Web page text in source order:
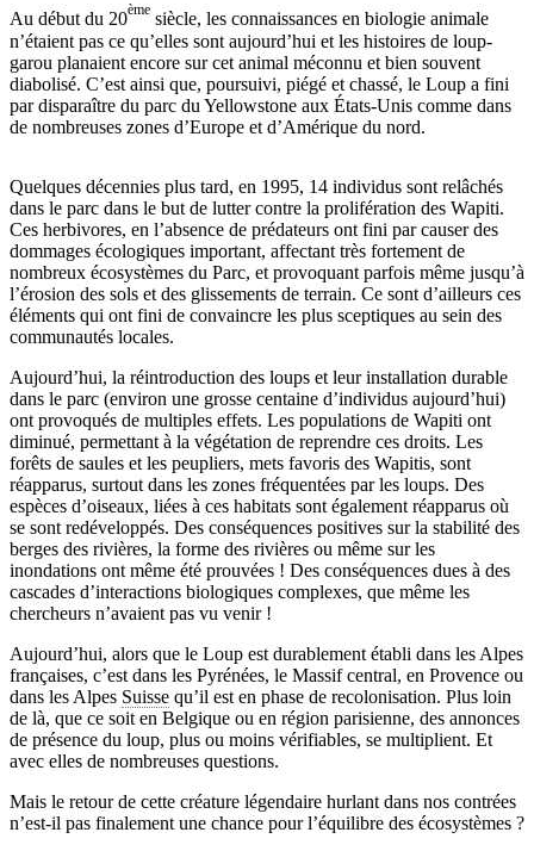
Au début du 20ème siècle, les connaissances en biologie animale
n’étaient pas ce qu’elles sont aujourd’hui et les histoires de loup-
garou planaient encore sur cet animal méconnu et bien souvent
diabolisé. C’est ainsi que, poursuivi, piégé et chassé, le Loup a fini
par disparaître du parc du Yellowstone aux États-Unis comme dans
de nombreuses zones d’Europe et d’Amérique du nord.
Quelques décennies plus tard, en 1995, 14 individus sont relâchés
dans le parc dans le but de lutter contre la prolifération des Wapiti.
Ces herbivores, en l’absence de prédateurs ont fini par causer des
dommages écologiques important, affectant très fortement de
nombreux écosystèmes du Parc, et provoquant parfois même jusqu’à
l’érosion des sols et des glissements de terrain. Ce sont d’ailleurs ces
éléments qui ont fini de convaincre les plus sceptiques au sein des
communautés locales.
Aujourd’hui, la réintroduction des loups et leur installation durable
dans le parc (environ une grosse centaine d’individus aujourd’hui)
ont provoqués de multiples effets. Les populations de Wapiti ont
diminué, permettant à la végétation de reprendre ces droits. Les
forêts de saules et les peupliers, mets favoris des Wapitis, sont
réapparus, surtout dans les zones fréquentées par les loups. Des
espèces d’oiseaux, liées à ces habitats sont également réapparus où
se sont redéveloppés. Des conséquences positives sur la stabilité des
berges des rivières, la forme des rivières ou même sur les
inondations ont même été prouvées ! Des conséquences dues à des
cascades d’interactions biologiques complexes, que même les
chercheurs n’avaient pas vu venir !
Aujourd’hui, alors que le Loup est durablement établi dans les Alpes
françaises, c’est dans les Pyrénées, le Massif central, en Provence ou
dans les Alpes Suisse qu’il est en phase de recolonisation. Plus loin
de là, que ce soit en Belgique ou en région parisienne, des annonces
de présence du loup, plus ou moins vérifiables, se multiplient. Et
avec elles de nombreuses questions.
Mais le retour de cette créature légendaire hurlant dans nos contrées
n’est-il pas finalement une chance pour l’équilibre des écosystèmes ?